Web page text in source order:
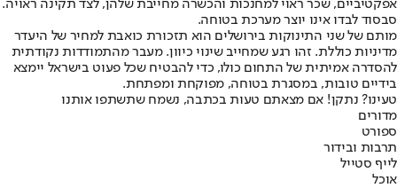
אפקטיביים, שכר ראוי למחנכות והכשרה מחייבת שלהן, לצד תקינה ראויה.
סבסוד לבדו אינו יוצר מערכת בטוחה.
מותם של שני התינוקות בירושלים הוא תזכורת כואבת למחיר של היעדר
מדיניות כוללת. זהו רגע שמחייב שינוי כיוון. מעבר מהתמודדות נקודתית
להסדרה אמיתית של התחום כולו, כדי להבטיח שכל פעוט בישראל יימצא
בידיים טובות, במסגרת בטוחה, מפוקחת ומפתחת.
טעינו? נתקן! אם מצאתם טעות בכתבה, נשמח שתשתפו אותנו
מדורים
ספורט
תרבות ובידור
לייף סטייל
אוכל